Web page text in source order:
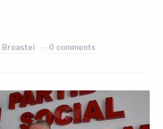
Broastei 0 comments